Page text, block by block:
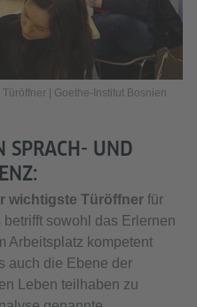
| Goethe-Institut Bosnien
SPRACH- UND
wichtigste Türöffner für
sowohl das Erlernen
Arbeitsplatz kompetent
auch die Ebene der
Leben teilhaben zu